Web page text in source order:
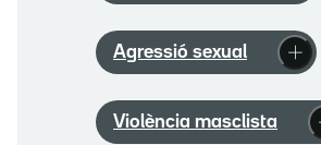
Agressió sexual
Violència masclista